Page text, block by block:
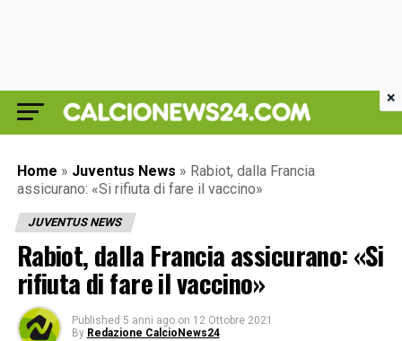
Home » Juventus News » Rabiot, dalla Francia
assicurano: «Si rifiuta di fare il vaccino»
JUVENTUS NEWS
Rabiot, dalla Francia assicurano: «Si
rifiuta di fare il vaccino»
Published 5 anni ago on 12 Ottobre 2021
By Redazione CalcioNews24
×